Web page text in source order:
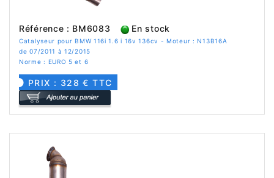
Référence : BM6083 En stock
Catalyseur pour BMW 116i 1.6 i 16v 136cv - Moteur : N13B16A
de 07/2011 à 12/2015
Norme : EURO 5 et 6
PRIX : 328 € TTC